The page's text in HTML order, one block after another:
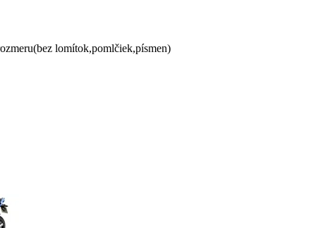
lomítok,pomlčiek,písmen)